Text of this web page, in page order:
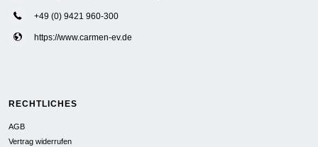
+49 (0) 9421 960-300
https://www.carmen-ev.de
RECHTLICHES
AGB
Vertrag widerrufen